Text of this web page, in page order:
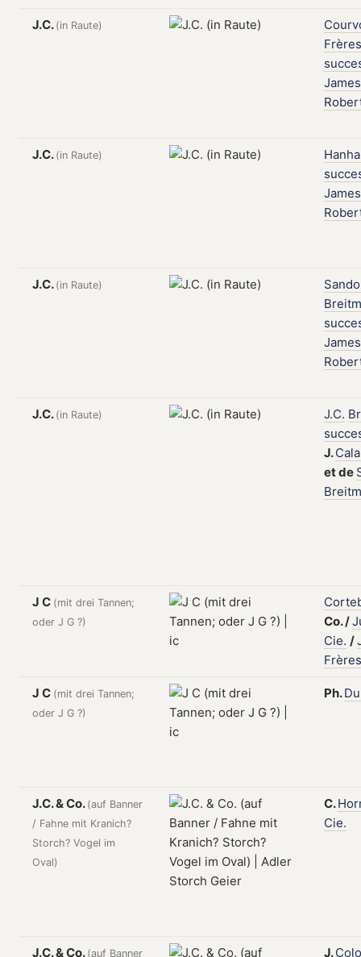
J.C. (in Raute)
James
J.C. (in Raute)
James
J.C. (in Raute)
James
J.C. (in Raute) J.C.
J.
etde
J C (mit drei Tannen;
oder J G ?)
Co./
Cie. /
Frères
J C (mit drei Tannen;
oder J G ?)
Ph.
J.C. & Co. (auf Banner
/ Fahne mit Kranich?
Storch? Vogel im
Oval)
C.
Cie.
J.C. & Co. (auf Banner J.